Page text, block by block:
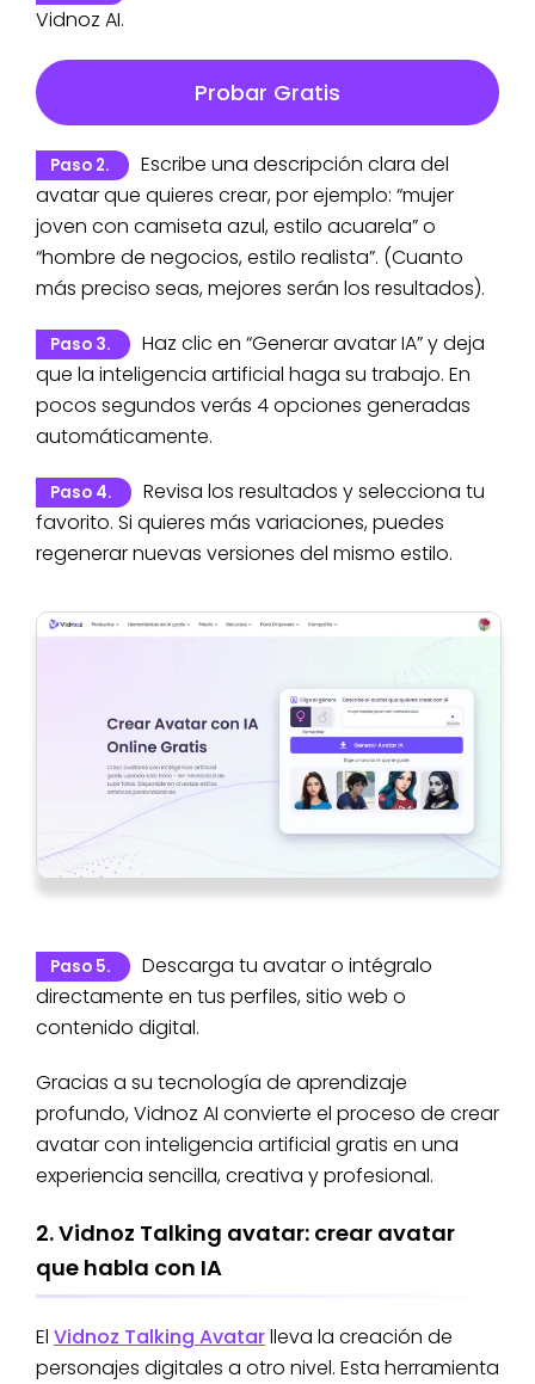
Vidnoz AI.
Probar Gratis
Paso 2.
Escribe una descripción clara del
avatar que quieres crear, por ejemplo: “mujer
joven con camiseta azul, estilo acuarela” o
“hombre de negocios, estilo realista”. (Cuanto
más preciso seas, mejores serán los resultados).
Paso 3.
Haz clic en “Generar avatar IA” y deja
que la inteligencia artificial haga su trabajo. En
pocos segundos verás 4 opciones generadas
automáticamente.
Paso 4.
Revisa los resultados y selecciona tu
favorito. Si quieres más variaciones, puedes
regenerar nuevas versiones del mismo estilo.
Paso 5.
Descarga tu avatar o intégralo
directamente en tus perfiles, sitio web o
contenido digital.
Gracias a su tecnología de aprendizaje
profundo, Vidnoz AI convierte el proceso de crear
avatar con inteligencia artificial gratis en una
experiencia sencilla, creativa y profesional.
2. Vidnoz Talking avatar: crear avatar
que habla con IA
El Vidnoz Talking Avatarlleva la creación de
personajes digitales a otro nivel. Esta herramienta